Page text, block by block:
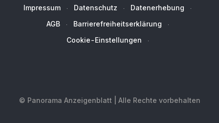
Impressum Datenschutz
Datenerhebung
AGB
Barrierefreiheitserklärung
Cookie-Einstellungen
© Panorama Anzeigenblatt | Alle Rechte vorbehalten